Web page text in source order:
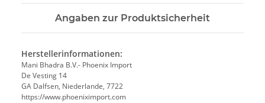
Angaben zur Produktsicherheit
Herstellerinformationen:
Mani Bhadra B.V.- Phoenix Import
De Vesting 14
GA Dalfsen, Niederlande, 7722
https://www.phoeniximport.com